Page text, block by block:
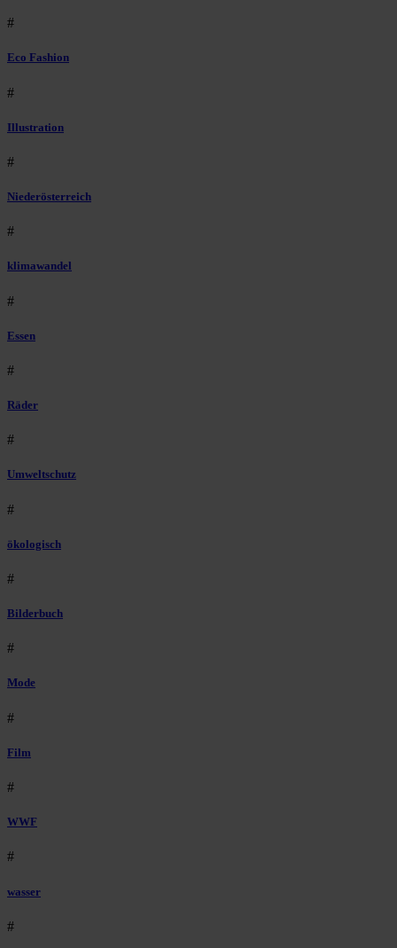
#
Eco Fashion
#
Illustration
#
Niederösterreich
#
klimawandel
#
Essen
#
Räder
#
Umweltschutz
#
ökologisch
#
Bilderbuch
#
Mode
#
Film
#
WWF
#
wasser
#